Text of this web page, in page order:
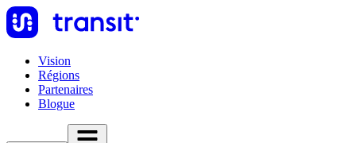
Vision
Régions
Partenaires
Blogue